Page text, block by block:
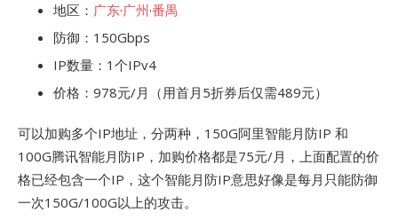
地区： 广东·广州·番禺
防御：150Gbps
IP数量：1个IPv4
价格：978元/月（用首月5折券后仅需489元）
可以加购多个IP地址，分两种，150G阿里智能月防IP 和
100G腾讯智能月防IP，加购价格都是75元/月，上面配置的价
格已经包含一个IP，这个智能月防IP意思好像是每月只能防御
一次150G/100G以上的攻击。